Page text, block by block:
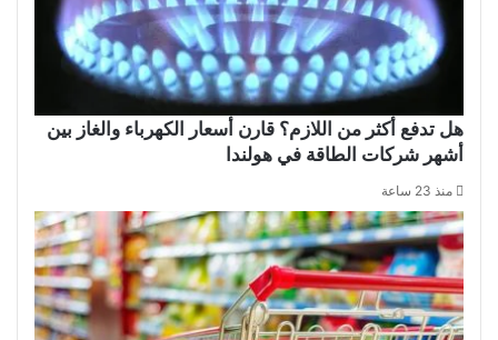
هل تدفع أكثر من اللازم؟ قارن أسعار الكهرباء والغاز بين
أشهر شركات الطاقة في هولندا
منذ 23 ساعة